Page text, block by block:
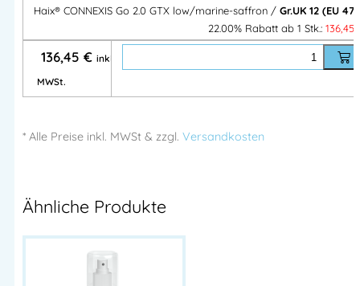
Haix® CONNEXIS Go 2.0 GTX low/marine-saffron / Gr.UK 12 (EU 47)
22.00% Rabatt ab 1 Stk.: 136,45
136,45 € inkl.
MWSt.
* Alle Preise inkl. MWSt & zzgl. Versandkosten
Ähnliche Produkte